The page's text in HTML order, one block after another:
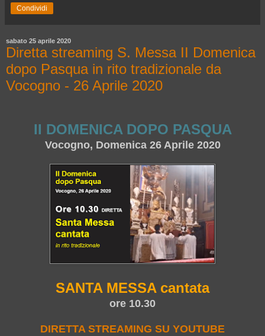
Condividi
sabato 25 aprile 2020
Diretta streaming S. Messa II Domenica
dopo Pasqua in rito tradizionale da
Vocogno - 26 Aprile 2020
II DOMENICA DOPO PASQUA
Vocogno, Domenica 26 Aprile 2020
SANTA MESSA cantata
ore 10.30
DIRETTA STREAMING SU YOUTUBE